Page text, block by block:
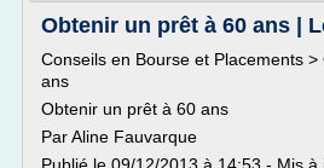
Obtenir un prêt à 60 ans |
Conseils en Bourse et Placements
ans
Obtenir un prêt à 60 ans
Par Aline Fauvarque